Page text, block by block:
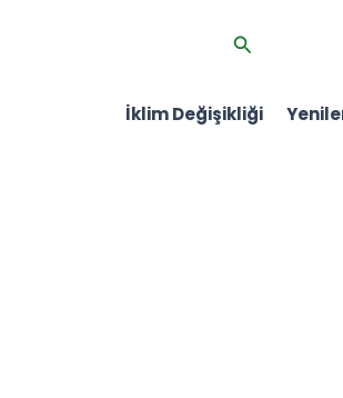
Arama
İklim Değişikliği